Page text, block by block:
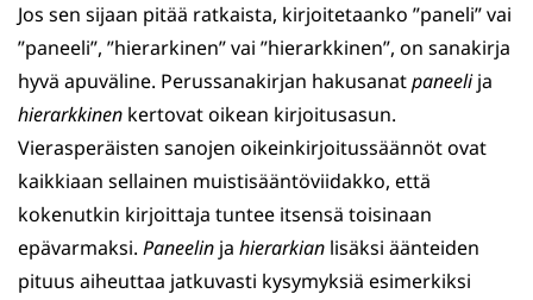
Jos sen sijaan pitää ratkaista, kirjoitetaanko ”paneli” vai
”paneeli”, ”hierarkinen” vai ”hierarkkinen”, on sanakirja
hyvä apuväline. Perussanakirjan hakusanatpaneelija
hierarkkinen kertovat oikean kirjoitusasun.
Vierasperäisten sanojen oikeinkirjoitussäännöt ovat
kaikkiaan sellainen muistisääntöviidakko, että
kokenutkin kirjoittaja tuntee itsensä toisinaan
epävarmaksi. Paneelin ja hierarkian lisäksi äänteiden
pituus aiheuttaa jatkuvasti kysymyksiä esimerkiksi